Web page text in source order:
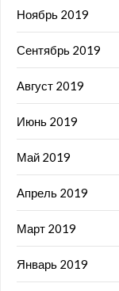
Ноябрь 2019
Сентябрь 2019
Август 2019
Июнь 2019
Май 2019
Апрель 2019
Март 2019
Январь 2019